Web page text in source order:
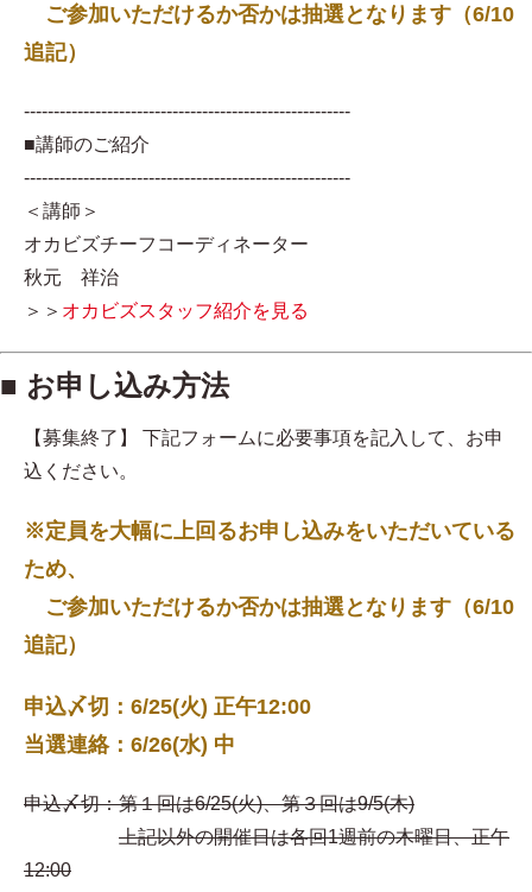
ご参加いただけるか否かは抽選となります（6/10
追記）
-------------------------------------------------------
■講師のご紹介
-------------------------------------------------------
＜講師＞
オカビズチーフコーディネーター
秋元 祥治
＞＞ オカビズスタッフ紹介を見る
■ お申し込み方法
【募集終了】 下記フォームに必要事項を記入して、お申
込ください。
※定員を大幅に上回るお申し込みをいただいている
ため、
ご参加いただけるか否かは抽選となります（6/10
追記）
申込〆切：6/25(火) 正午12:00
当選連絡：6/26(水) 中
申込〆切：第１回は6/25(火)、第３回は9/5(木)
上記以外の開催日は各回1週前の木曜日、正午
12:00